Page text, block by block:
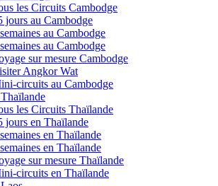
les Circuits Cambodge
jours au Cambodge
au Cambodge
au Cambodge
sur mesure Cambodge
Angkor Wat
circuits au Cambodge
les Circuits Thaïlande
jours en Thaïlande
en Thaïlande
en Thaïlande
sur mesure Thaïlande
circuits en Thaïlande